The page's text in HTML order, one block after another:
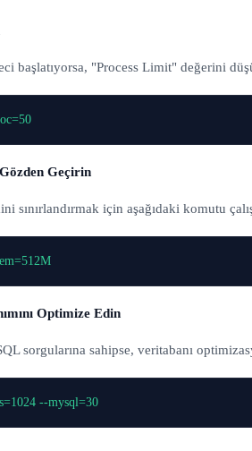
başlatıyorsa, "Process Limit" değerini
Geçirin
sınırlandırmak için aşağıdaki komutu
Optimize Edin
sorgularına sahipse, veritabanı